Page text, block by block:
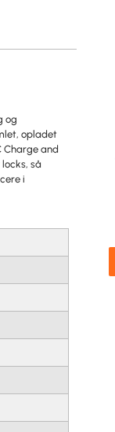
og
opladet
Charge and
så
i